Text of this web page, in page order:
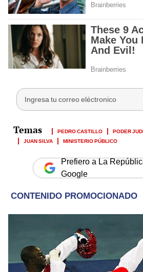
PEDRO CASTILLO PODER
JUAN SILVA
MINISTERIO PÚBLICO
Prefiero a La
Google